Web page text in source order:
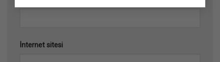
İnternet sitesi